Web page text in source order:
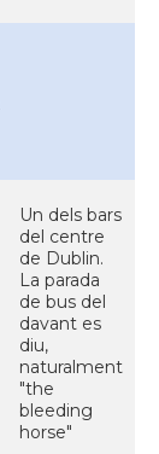
Un dels bars
del centre
de Dublin.
La parada
de bus del
davant es
diu,
naturalment
"the
bleeding
horse"